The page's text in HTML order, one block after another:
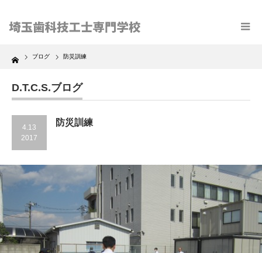
Home ブログ 防災訓練
D.T.C.S.ブログ
4.13
2017
防災訓練